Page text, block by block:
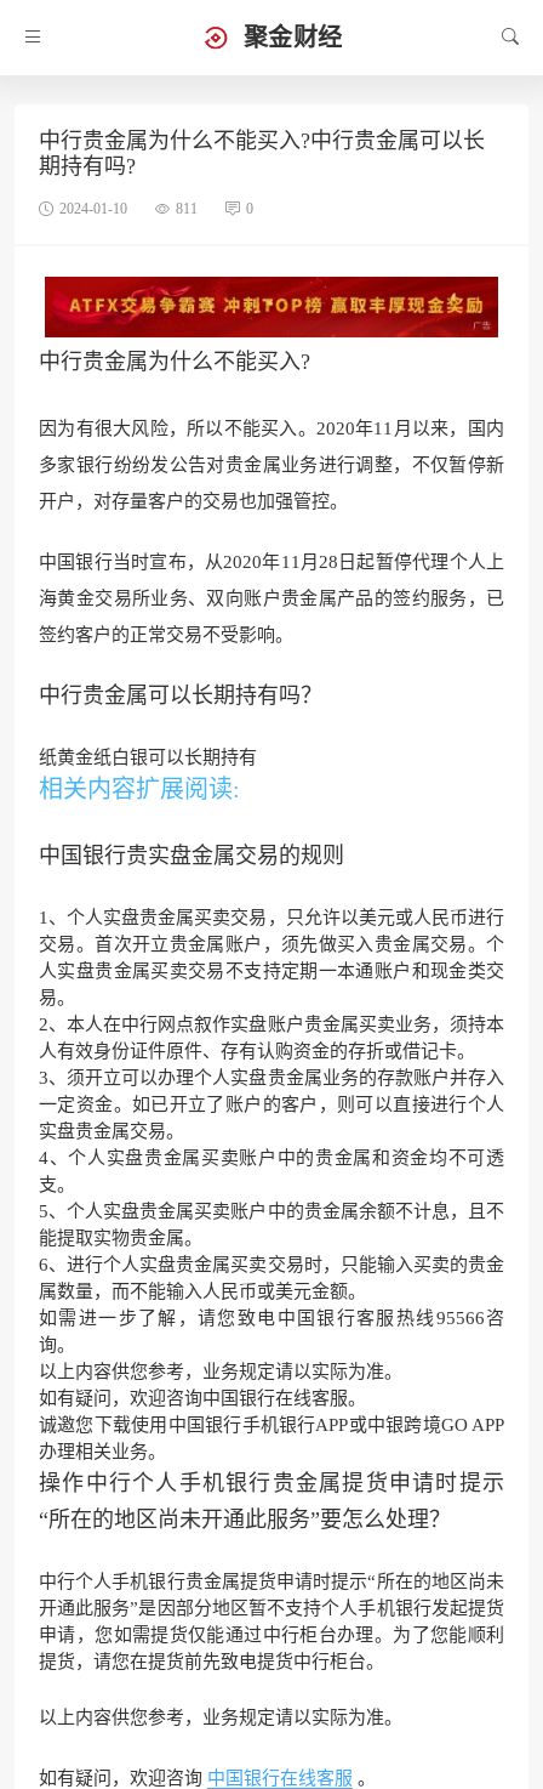
聚金财经
中行贵金属为什么不能买入?中行贵金属可以长
期持有吗?
2024-01-10 811 0
中行贵金属为什么不能买入?
因为有很大风险，所以不能买入。2020年11月以来，国内
多家银行纷纷发公告对贵金属业务进行调整，不仅暂停新
开户，对存量客户的交易也加强管控。
中国银行当时宣布，从2020年11月28日起暂停代理个人上
海黄金交易所业务、双向账户贵金属产品的签约服务，已
签约客户的正常交易不受影响。
中行贵金属可以长期持有吗？
纸黄金纸白银可以长期持有
相关内容扩展阅读:
中国银行贵实盘金属交易的规则
1、个人实盘贵金属买卖交易，只允许以美元或人民币进行
交易。首次开立贵金属账户，须先做买入贵金属交易。个
人实盘贵金属买卖交易不支持定期一本通账户和现金类交
易。
2、本人在中行网点叙作实盘账户贵金属买卖业务，须持本
人有效身份证件原件、存有认购资金的存折或借记卡。
3、须开立可以办理个人实盘贵金属业务的存款账户并存入
一定资金。如已开立了账户的客户，则可以直接进行个人
实盘贵金属交易。
4、个人实盘贵金属买卖账户中的贵金属和资金均不可透
支。
5、个人实盘贵金属买卖账户中的贵金属余额不计息，且不
能提取实物贵金属。
6、进行个人实盘贵金属买卖交易时，只能输入买卖的贵金
属数量，而不能输入人民币或美元金额。
如需进一步了解，请您致电中国银行客服热线95566咨
询。
以上内容供您参考，业务规定请以实际为准。
如有疑问，欢迎咨询中国银行在线客服。
诚邀您下载使用 中国银行手机银行APP或中银跨境GO APP
办理相关业务。
操作中行个人手机银行贵金属提货申请时提示
“所在的地区尚未开通此服务”要怎么处理？
中行个人手机银行贵金属提货申请时提示“所在的地区尚未
开通此服务”是因部分地区暂不支持个人手机银行发起提货
申请，您如需提货仅能通过中行柜台办理。为了您能顺利
提货，请您在提货前先致电提货中行柜台。
以上内容供您参考，业务规定请以实际为准。
如有疑问，欢迎咨询 中国银行在线客服 。